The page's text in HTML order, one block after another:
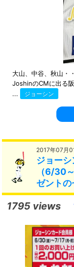
大山、中谷、秋山・
JoshinのCMに出る
...
ジョーシン
2017年07月
ジョー
（6/30
ゼント
1795 views